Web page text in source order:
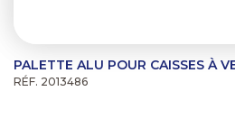
PALETTE ALU POUR CAISSES À
RÉF. 2013486